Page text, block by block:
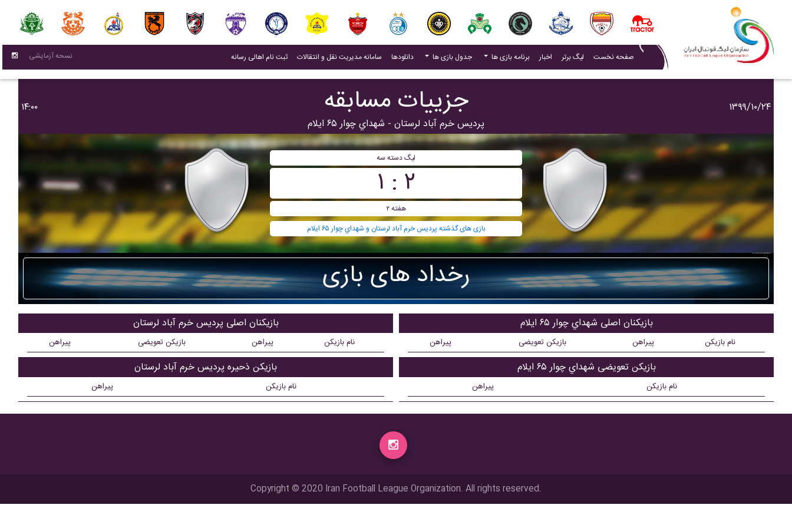
صفحه نخست لیگ برتر اخبار(current) برنامه بازی ها جدول بازی ها دانلودها سامانه مدیریت نقل و انتقالات
(current) ثبت نام اهالی رسانه
(current) نسحه آزمایشی
۱۳۹۹/۱۰/۲۴ جزییات مسابقه
پرديس خرم آباد لرستان - شهداي چوار ۶۵ ايلام
۱۴:۰۰
ليگ دسته سه
۲ : ۱
هفته ۲
بازی های گذشته پرديس خرم آباد لرستان و شهداي چوار ۶۵ ايلام
رخداد های بازی
بازیکنان اصلی شهداي چوار ۶۵ ايلام
نام بازیکن پیراهن بازیکن تعویضی پیراهن
بازیکن تعویضی شهداي چوار ۶۵ ايلام
نام بازیکن پیراهن
بازیکنان اصلی پرديس خرم آباد لرستان
نام بازیکن پیراهن بازیکن تعویضی پیراهن
بازیکن ذحیره پرديس خرم آباد لرستان
نام بازیکن پیراهن
Copyright © 2020 Iran Football League Organization. All rights reserved.